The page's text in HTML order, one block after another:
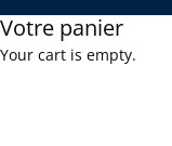
Votre panier
Your cart is empty.